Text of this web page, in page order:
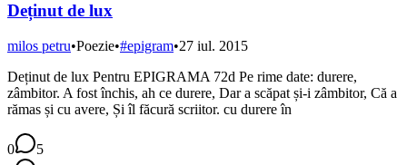
Deținut de lux
milos petru•Poezie•#epigram•27 iul. 2015
Deținut de lux Pentru EPIGRAMA 72d Pe rime date: durere,
zâmbitor. A fost închis, ah ce durere, Dar a scăpat și-i zâmbitor, Că a
rămas și cu avere, Și îl făcură scriitor. cu durere în
0
5